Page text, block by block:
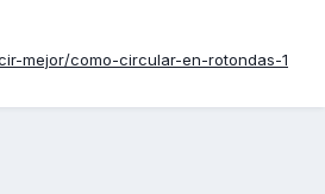
mejor/como-circular-en-rotondas-1